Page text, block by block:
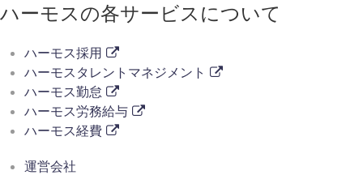
ハーモスの各サービスについて
ハーモス採用
ハーモスタレントマネジメント
ハーモス勤怠
ハーモス労務給与
ハーモス経費
運営会社